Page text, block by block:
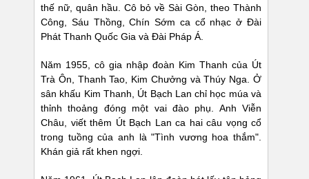
thế nữ, quân hầu. Cô bỏ về Sài Gòn, theo Thành
Công, Sáu Thồng, Chín Sớm ca cổ nhạc ở Đài
Phát Thanh Quốc Gia và Đài Pháp Á.
Năm 1955, cô gia nhập đoàn Kim Thanh của Út
Trà Ôn, Thanh Tao, Kim Chưởng và Thúy Nga. Ở
sân khấu Kim Thanh, Út Bạch Lan chỉ học múa và
thỉnh thoảng đóng một vai đào phụ. Anh Viễn
Châu, viết thêm Út Bạch Lan ca hai câu vọng cổ
trong tuồng của anh là "Tình vương hoa thắm".
Khán giả rất khen ngợi.